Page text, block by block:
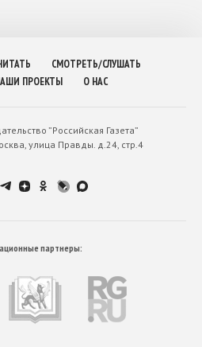
СМОТРЕТЬ/СЛУШАТЬ
ПРОЕКТЫ О НАС
”Российская Газета”
улица Правды. д.24, стр.4
партнеры: